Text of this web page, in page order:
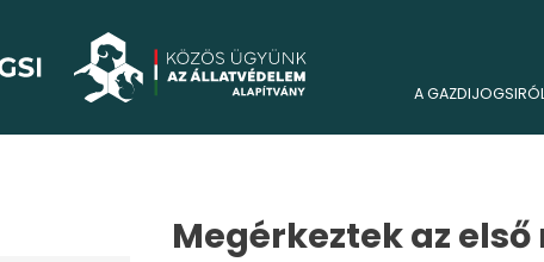
A
Megérkeztek az